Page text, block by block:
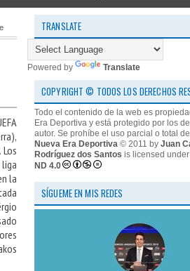
la
TRANSLATE
Powered by Translate
COPYRIGHT © TODOS LOS DERECHOS
Todo el contenido de la web es
Era Deportiva y está protegido por los
autor. Se prohíbe el uso parcial o total
Nueva Era Deportiva © 2011 by Juan
Rodríguez dos Santos is licensed under
ND 4.0
SÍGUEME EN MIS REDES